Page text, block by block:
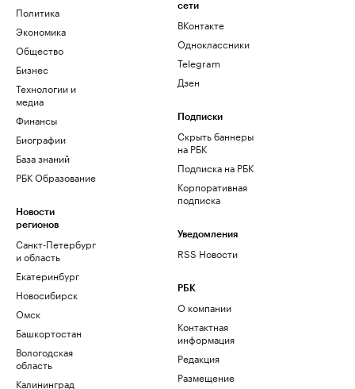
Политика
Экономика
Общество
Бизнес
Технологии и
медиа
Финансы
Биографии
База знаний
РБК Образование
Новости
регионов
Санкт-Петербург
и область
Екатеринбург
Новосибирск
Омск
Башкортостан
Вологодская
область
Калининград
сети
ВКонтакте
Одноклассники
Telegram
Дзен
Подписки
Скрыть баннеры
на РБК
Подписка на РБК
Корпоративная
подписка
Уведомления
RSS Новости
РБК
О компании
Контактная
информация
Редакция
Размещение